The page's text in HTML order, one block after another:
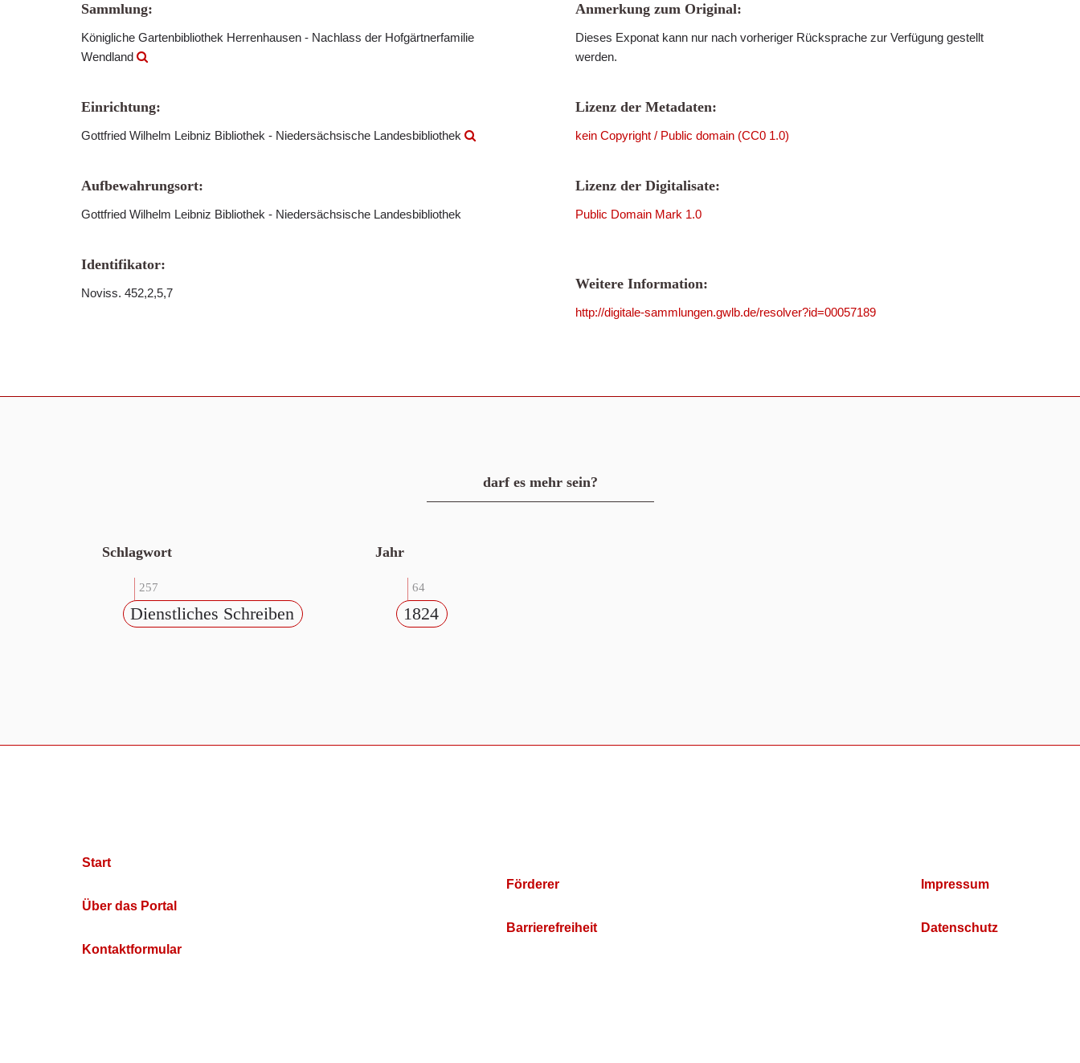
Sammlung:
Königliche Gartenbibliothek Herrenhausen - Nachlass der Hofgärtnerfamilie
Wendland
Einrichtung:
Gottfried Wilhelm Leibniz Bibliothek - Niedersächsische Landesbibliothek
Aufbewahrungsort:
Gottfried Wilhelm Leibniz Bibliothek - Niedersächsische Landesbibliothek
Identifikator:
Noviss. 452,2,5,7
Anmerkung zum Original:
Dieses Exponat kann nur nach vorheriger Rücksprache zur Verfügung gestellt
werden.
Lizenz der Metadaten:
kein Copyright / Public domain (CC0 1.0)
Lizenz der Digitalisate:
Public Domain Mark 1.0
Weitere Information:
http://digitale-sammlungen.gwlb.de/resolver?id=00057189
darf es mehr sein?
Schlagwort
257
Dienstliches Schreiben
Jahr
64
1824
Start
Über das Portal
Kontaktformular
Förderer
Barrierefreiheit
Impressum
Datenschutz